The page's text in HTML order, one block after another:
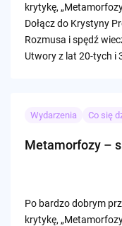
krytykę,
Dołącz do Krystyny
Rozmusa i spędź
Utwory z lat 20-tych i
Wydarzenia Co się
Metamorfozy –
Po bardzo dobrym
krytykę,